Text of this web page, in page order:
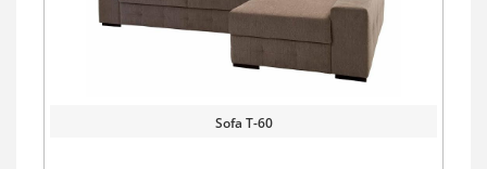
Sofa T-60